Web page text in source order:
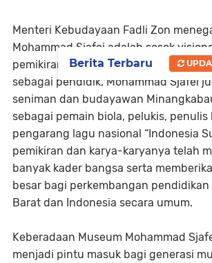
Menteri Kebudayaan Fadli Zon
Mohammad Sjafei adalah sosok
pemikirannya melampaui zamannya.
sebagai pendidik, Mohammad Sjafei
seniman dan budayawan
sebagai pemain biola, pelukis, penulis
pengarang lagu nasional “Indonesia
pemikiran dan karya-karyanya telah
banyak kader bangsa serta
besar bagi perkembangan pendidikan
Barat dan Indonesia secara umum.
Keberadaan Museum Mohammad
menjadi pintu masuk bagi generasi
Berita Terbaru